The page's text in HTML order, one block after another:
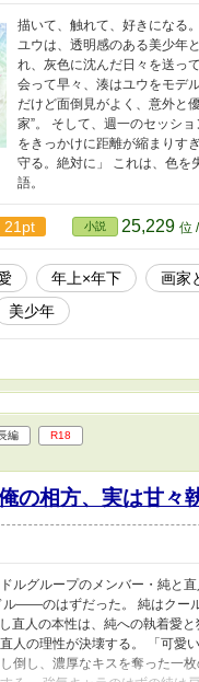
描いて、触れて、好きになる
ユウは、透明感のある美少年
れ、灰色に沈んだ日々を送っ
会って早々、湊はユウをモデ
だけど面倒見がよく、意外と
家”。 そして、週一のセッシ
をきっかけに距離が縮まりす
守る。絶対に」 これは、色を
語。
21pt 小説 25,229 位
年上×年下 画家
美少年
編 R18
俺の相方、実は甘
ルグループのメンバー・純と
ル――のはずだった。 純はクー
し直人の本性は、純への執着愛
人の理性が決壊する。 「可愛
倒し、濃厚なキスを奪った一